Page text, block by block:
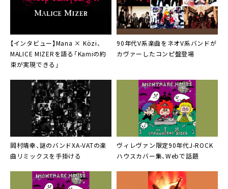
【インタビュー】Mana × Közi、
MALICE MIZERを語る「Kamiの約
束が実現できる」
90年代V系楽曲をネオV系バンドが
カヴァーしたコンピ盤登場
岡村靖幸、謎のバンドXA-VATの楽
曲リミックスを手掛ける
ヴィレヴァン限定90年代J-ROCK
ハウスカバー集、Webで話題